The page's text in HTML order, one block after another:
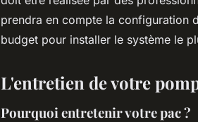
prendra en compte la configuration
budget pour installer le système le
L'entretien de votre
Pourquoi entretenir votre pac ?